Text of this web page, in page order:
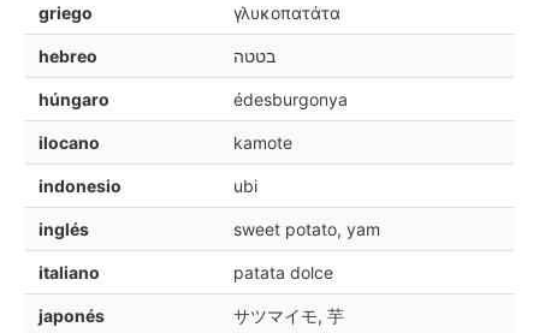
griego γλυκοπατάτα
hebreo בטטה
húngaro édesburgonya
ilocano kamote
indonesio ubi
inglés sweet potato, yam
italiano patata dolce
japonés サツマイモ, 芋